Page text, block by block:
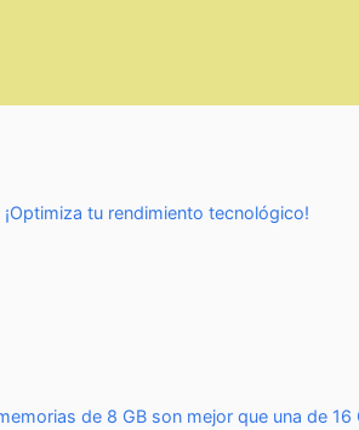
tu rendimiento tecnológico!
de 8 GB son mejor que una de